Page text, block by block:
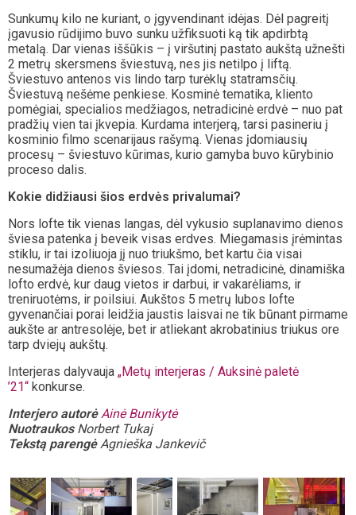
Sunkumų kilo ne kuriant, o įgyvendinant idėjas. Dėl pagreitį
įgavusio rūdijimo buvo sunku užfiksuoti ką tik apdirbtą
metalą. Dar vienas iššūkis – į viršutinį pastato aukštą užnešti
2 metrų skersmens šviestuvą, nes jis netilpo į liftą.
Šviestuvo antenos vis lindo tarp turėklų statramsčių.
Šviestuvą nešėme penkiese. Kosminė tematika, kliento
pomėgiai, specialios medžiagos, netradicinė erdvė – nuo pat
pradžių vien tai įkvepia. Kurdama interjerą, tarsi pasineriu į
kosminio filmo scenarijaus rašymą. Vienas įdomiausių
procesų – šviestuvo kūrimas, kurio gamyba buvo kūrybinio
proceso dalis.
Kokie didžiausi šios erdvės privalumai?
Nors lofte tik vienas langas, dėl vykusio suplanavimo dienos
šviesa patenka į beveik visas erdves. Miegamasis įrėmintas
stiklu, ir tai izoliuoja jį nuo triukšmo, bet kartu čia visai
nesumažėja dienos šviesos. Tai įdomi, netradicinė, dinamiška
lofto erdvė, kur daug vietos ir darbui, ir vakarėliams, ir
treniruotėms, ir poilsiui. Aukštos 5 metrų lubos lofte
gyvenančiai porai leidžia jaustis laisvai ne tik būnant pirmame
aukšte ar antresolėje, bet ir atliekant akrobatinius triukus ore
tarp dviejų aukštų.
Interjeras dalyvauja „Metų interjeras / Auksinė paletė
’21“ konkurse.
Interjero autorė Ainė Bunikytė
Nuotraukos Norbert Tukaj
Tekstą parengėAgnieška Jankevič